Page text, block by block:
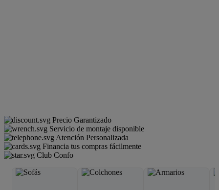
Precio Garantizado
Servicio de montaje disponible
Atención Personalizada
Financia tus compras fácilmente
Club Confo